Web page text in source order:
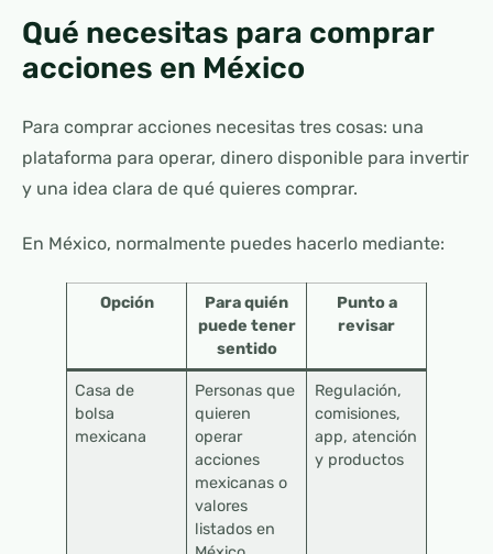
Qué necesitas para comprar
acciones en México
Para comprar acciones necesitas tres cosas: una
plataforma para operar, dinero disponible para invertir
y una idea clara de qué quieres comprar.
En México, normalmente puedes hacerlo mediante:
Opción
Para quién
puede tener
sentido
Punto a
revisar
Casa de
bolsa
mexicana
Personas que
quieren
operar
acciones
mexicanas o
valores
listados en
Regulación,
comisiones,
app, atención
y productos